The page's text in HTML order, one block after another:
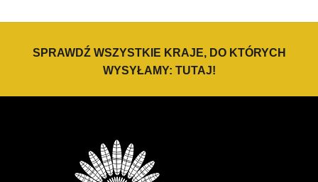
SPRAWDŹ WSZYSTKIE KRAJE, DO KTÓRYCH
WYSYŁAMY: TUTAJ!